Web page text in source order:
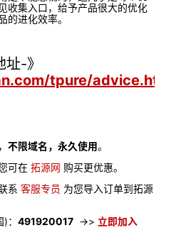
收集入口，给予产品很大的优化
的进化效率。
-》
tpure/advice.html
不限域名，永久使用。
可在 拓源网 购买更优惠。
系 客服专员 为您导入订单到拓源
： 491920017 ->> 立即加入